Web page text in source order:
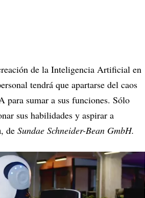
de la Inteligencia Artificial en
tendrá que apartarse del caos
para sumar a sus funciones. Sólo
sus habilidades y aspirar a
, de Sundae Schneider-Bean GmbH.